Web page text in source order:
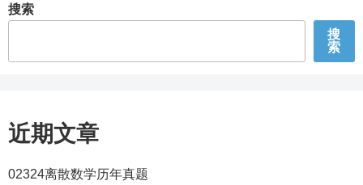
搜索
搜
索
近期文章
02324离散数学历年真题